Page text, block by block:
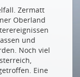
Zermatt
Oberland
und
Noch viel
Eine